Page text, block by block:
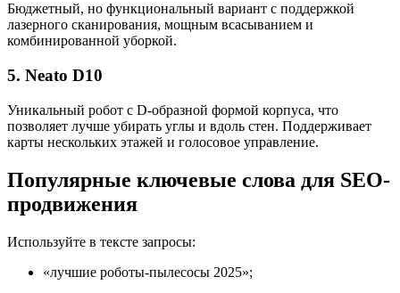
Бюджетный, но функциональный вариант с поддержкой
лазерного сканирования, мощным всасыванием и
комбинированной уборкой.
5. Neato D10
Уникальный робот с D-образной формой корпуса, что
позволяет лучше убирать углы и вдоль стен. Поддерживает
карты нескольких этажей и голосовое управление.
Популярные ключевые слова для SEO-
продвижения
Используйте в тексте запросы:
«лучшие роботы-пылесосы 2025»;